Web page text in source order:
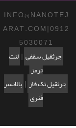
I N F O @ N A N O T E J
A R A T . C O M | 0 9 1 2
5 0 3 0 0 7 1
جرثقیل سقفی | لنت
ترمز
جرثقیل تک فاز | بالانسر
فنری